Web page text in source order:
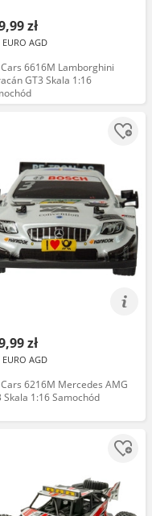
zł
EURO AGD
Cars 6616M Lamborghini
GT3 Skala 1:16
zł
EURO AGD
Cars 6216M Mercedes AMG
Skala 1:16 Samochód